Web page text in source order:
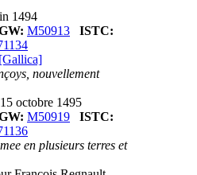
1494
M50913
ISTC:
[Gallica]
nouvellement
octobre 1495
M50919
ISTC:
en plusieurs terres et